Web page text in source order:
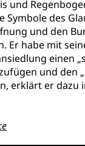
und
Symbole des
und den
Er habe mit
einen
und den
erklärt er dazu